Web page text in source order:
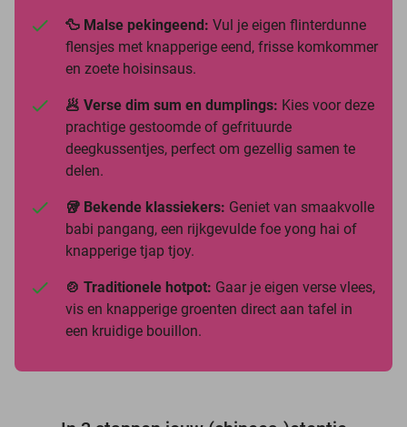
🦆 Malse pekingeend: Vul je eigen flinterdunne
flensjes met knapperige eend, frisse komkommer
en zoete hoisinsaus.
🥟 Verse dim sum en dumplings: Kies voor deze
prachtige gestoomde of gefrituurde
deegkussentjes, perfect om gezellig samen te
delen.
🥡 Bekende klassiekers: Geniet van smaakvolle
babi pangang, een rijkgevulde foe yong hai of
knapperige tjap tjoy.
🍲 Traditionele hotpot: Gaar je eigen verse vlees,
vis en knapperige groenten direct aan tafel in
een kruidige bouillon.